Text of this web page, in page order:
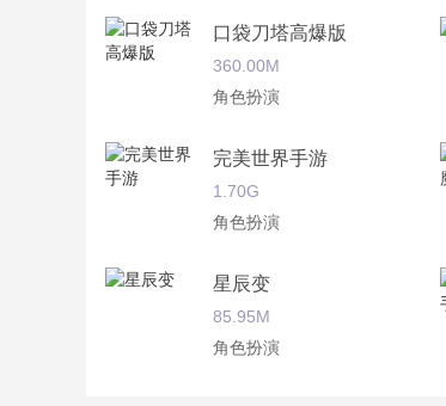
口袋刀塔高爆版
360.00M
角色扮演
完美世界手游
1.70G
角色扮演
星辰变
85.95M
角色扮演